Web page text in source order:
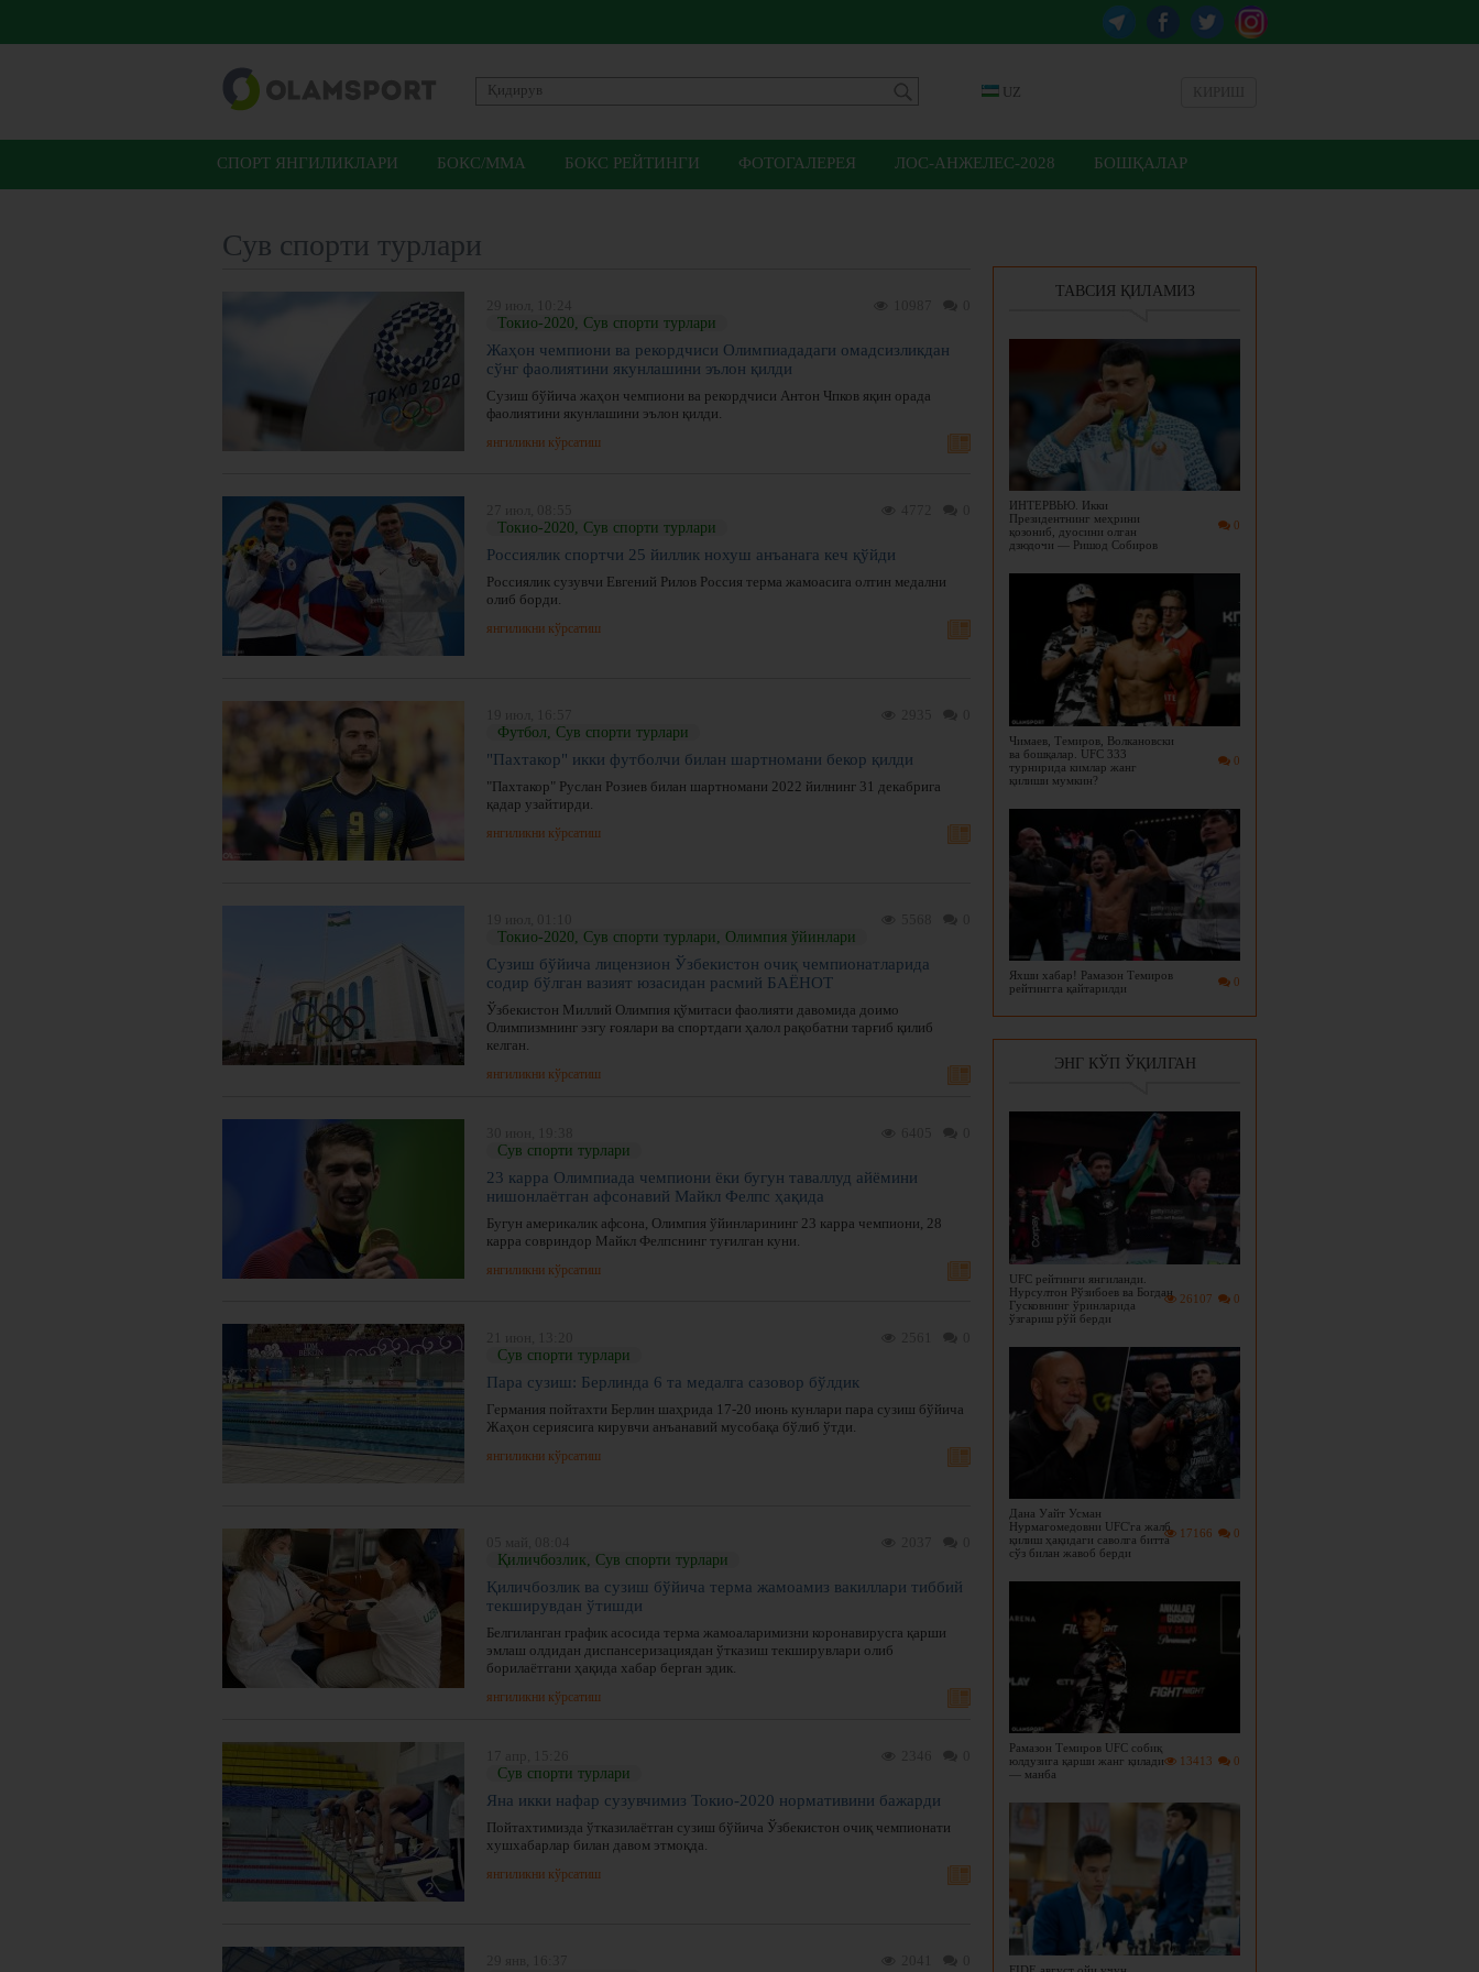
UZ
СПОРТ ЯНГИЛИКЛАРИ БОКС/ММА БОКС РЕЙТИНГИ ФОТОГАЛЕРЕЯ ЛОС-АНЖЕЛЕС-2028 БОШҚАЛАР
ТАВСИЯ ҚИЛАМИЗ
0
ИНТЕРВЬЮ. Икки
Президентнинг меҳрини
қозониб, дуосини олган
дзюдочи — Ришод Собиров
0
Чимаев, Темиров, Волкановски
ва бошқалар. UFC 333
турнирида кимлар жанг
қилиши мумкин?
0
Яхши хабар! Рамазон Темиров
рейтингга қайтарилди
ЭНГ КЎП ЎҚИЛГАН
0
26107
UFC рейтинги янгиланди.
Нурсултон Рўзибоев ва Богдан
Гусковнинг ўринларида
ўзгариш рўй берди
0
17166
Дана Уайт Усман
Нурмагомедовни UFC'га жалб
қилиш ҳақидаги саволга битта
сўз билан жавоб берди
0
13413
Рамазон Темиров UFC собиқ
юлдузига қарши жанг қилади
— манба
Сув спорти турлари
Токио-2020, Сув спорти турлари
Жаҳон чемпиони ва рекордчиси Олимпиададаги омадсизликдан
сўнг фаолиятини якунлашини эълон қилди
Сузиш бўйича жаҳон чемпиони ва рекордчиси Антон Чпков яқин орада
фаолиятини якунлашини эълон қилди.
янгиликни кўрсатиш
Токио-2020, Сув спорти турлари
Россиялик спортчи 25 йиллик нохуш анъанага кеч қўйди
Россиялик сузувчи Евгений Рилов Россия терма жамоасига олтин медални
олиб борди.
янгиликни кўрсатиш
Футбол, Сув спорти турлари
"Пахтакор" икки футболчи билан шартномани бекор қилди
"Пахтакор" Руслан Розиев билан шартномани 2022 йилнинг 31 декабрига
қадар узайтирди.
янгиликни кўрсатиш
Токио-2020, Сув спорти турлари, Олимпия ўйинлари
Сузиш бўйича лицензион Ўзбекистон очиқ чемпионатларида
содир бўлган вазият юзасидан расмий БАЁНОТ
Ўзбекистон Миллий Олимпия қўмитаси фаолияти давомида доимо
Олимпизмнинг эзгу ғоялари ва спортдаги ҳалол рақобатни тарғиб қилиб
келган.
янгиликни кўрсатиш
Сув спорти турлари
23 карра Олимпиада чемпиони ёки бугун таваллуд айёмини
нишонлаётган афсонавий Майкл Фелпс ҳақида
Бугун америкалик афсона, Олимпия ўйинларининг 23 карра чемпиони, 28
карра совриндор Майкл Фелпснинг туғилган куни.
янгиликни кўрсатиш
Сув спорти турлари
Пара сузиш: Берлинда 6 та медалга сазовор бўлдик
Германия пойтахти Берлин шаҳрида 17-20 июнь кунлари пара сузиш бўйича
Жаҳон сериясига кирувчи анъанавий мусобақа бўлиб ўтди.
янгиликни кўрсатиш
Қиличбозлик, Сув спорти турлари
Қиличбозлик ва сузиш бўйича терма жамоамиз вакиллари тиббий
текширувдан ўтишди
Белгиланган график асосида терма жамоаларимизни коронавирусга қарши
эмлаш олдидан диспансеризациядан ўтказиш текширувлари олиб
борилаётгани ҳақида хабар берган эдик.
янгиликни кўрсатиш
Сув спорти турлари
Яна икки нафар сузувчимиз Токио-2020 нормативини бажарди
Пойтахтимизда ўтказилаётган сузиш бўйича Ўзбекистон очиқ чемпионати
хушхабарлар билан давом этмоқда.
янгиликни кўрсатиш